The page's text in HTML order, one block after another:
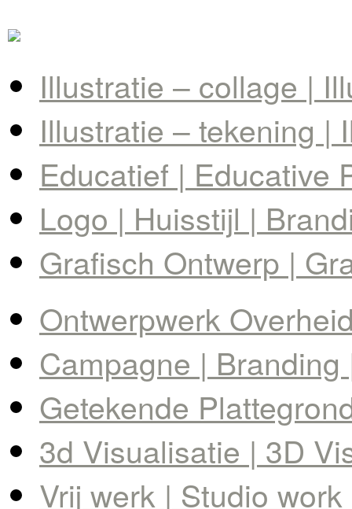
Illustratie – collage |
Illustratie – tekening |
Educatief | Educative
Logo | Huisstijl |
Grafisch Ontwerp |
Ontwerpwerk
Campagne |
Getekende
3d Visualisatie | 3D
Vrij werk | Studio work